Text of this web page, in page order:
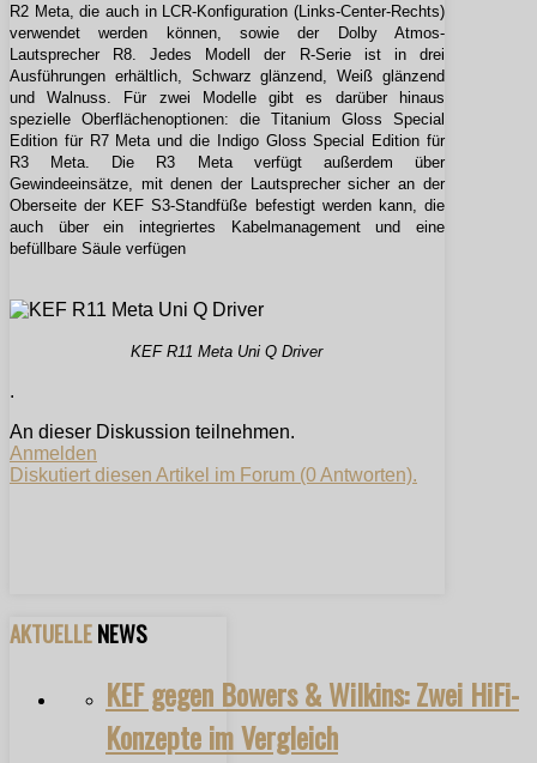
R2 Meta, die auch in LCR-Konfiguration (Links-Center-Rechts)
verwendet werden können, sowie der Dolby Atmos-
Lautsprecher R8.Jedes Modell der R-Serie ist in drei
Ausführungen erhältlich, Schwarz glänzend, Weiß glänzend
und Walnuss. Für zwei Modelle gibt es darüber hinaus
spezielle Oberflächenoptionen: die Titanium Gloss Special
Edition für R7 Meta und die Indigo Gloss Special Edition für
R3 Meta. Die R3 Meta verfügt außerdem über
Gewindeeinsätze, mit denen der Lautsprecher sicher an der
Oberseite der KEF S3-Standfüße befestigt werden kann, die
auch über ein integriertes Kabelmanagement und eine
befüllbare Säule verfügen
KEF R11 Meta Uni Q Driver
.
An dieser Diskussion teilnehmen.
Anmelden
Diskutiert diesen Artikel im Forum (0 Antworten).
AKTUELLENEWS
KEF gegen Bowers & Wilkins: Zwei HiFi-
Konzepte im Vergleich